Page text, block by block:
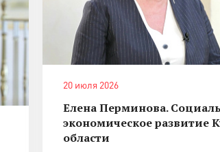
20 июля 2026
Елена Перминова.
экономическое развитие
области